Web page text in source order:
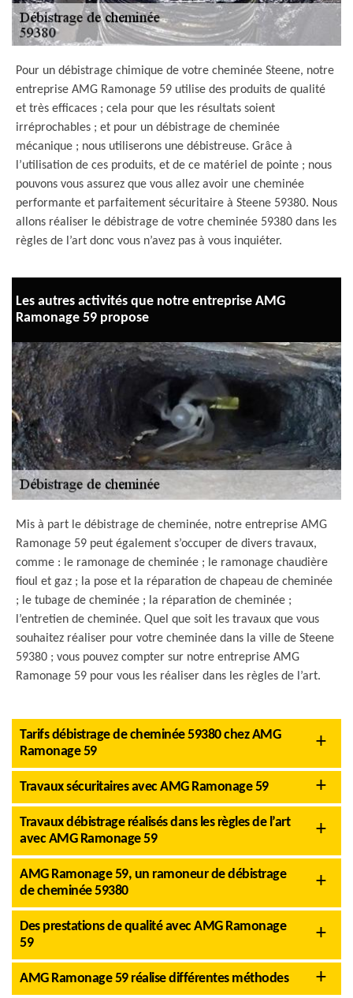
Pour un débistrage chimique de votre cheminée Steene, notre
entreprise AMG Ramonage 59 utilise des produits de qualité
et très efficaces ; cela pour que les résultats soient
irréprochables ; et pour un débistrage de cheminée
mécanique ; nous utiliserons une débistreuse. Grâce à
l’utilisation de ces produits, et de ce matériel de pointe ; nous
pouvons vous assurez que vous allez avoir une cheminée
performante et parfaitement sécuritaire à Steene 59380. Nous
allons réaliser le débistrage de votre cheminée 59380 dans les
règles de l’art donc vous n’avez pas à vous inquiéter.
Les autres activités que notre entreprise AMG
Ramonage 59 propose
Mis à part le débistrage de cheminée, notre entreprise AMG
Ramonage 59 peut également s’occuper de divers travaux,
comme : le ramonage de cheminée ; le ramonage chaudière
fioul et gaz ; la pose et la réparation de chapeau de cheminée
; le tubage de cheminée ; la réparation de cheminée ;
l’entretien de cheminée. Quel que soit les travaux que vous
souhaitez réaliser pour votre cheminée dans la ville de Steene
59380 ; vous pouvez compter sur notre entreprise AMG
Ramonage 59 pour vous les réaliser dans les règles de l’art.
Tarifs débistrage de cheminée 59380 chez AMG
Ramonage 59
Travaux sécuritaires avec AMG Ramonage 59
Travaux débistrage réalisés dans les règles de l’art
avec AMG Ramonage 59
AMG Ramonage 59, un ramoneur de débistrage
de cheminée 59380
Des prestations de qualité avec AMG Ramonage
59
AMG Ramonage 59 réalise différentes méthodes